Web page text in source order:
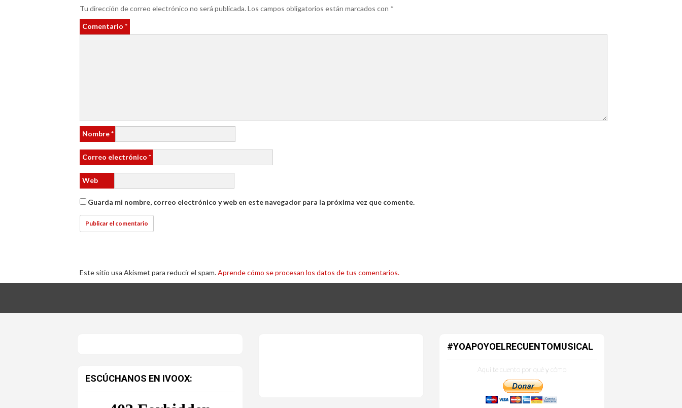
Tu dirección de correo electrónico no será publicada. Los campos obligatorios están marcados con *
Comentario *
Nombre*
Correo electrónico *
Web
Guarda mi nombre, correo electrónico y web en este navegador para la próxima vez que comente.
Este sitio usa Akismet para reducir el spam.Aprende cómo se procesan los datos de tus comentarios.
ESCÚCHANOS EN IVOOX:
#YOAPOYOELRECUENTOMUSICAL
Aquí te cuento por qué y cómo